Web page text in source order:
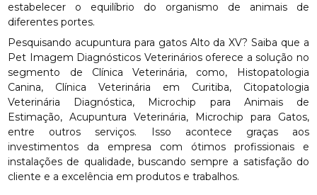
estabelecer o equilíbrio do organismo de animais de
diferentes portes.
Pesquisando acupuntura para gatos Alto da XV? Saiba que a
Pet Imagem Diagnósticos Veterinários oferece a solução no
segmento de Clínica Veterinária, como, Histopatologia
Canina, Clínica Veterinária em Curitiba, Citopatologia
Veterinária Diagnóstica, Microchip para Animais de
Estimação, Acupuntura Veterinária, Microchip para Gatos,
entre outros serviços. Isso acontece graças aos
investimentos da empresa com ótimos profissionais e
instalações de qualidade, buscando sempre a satisfação do
cliente e a excelência em produtos e trabalhos.